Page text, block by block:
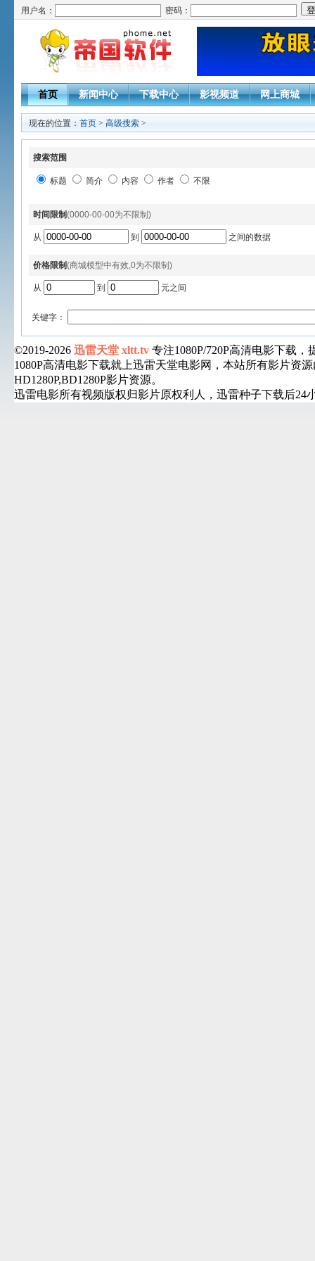
用户名： 密码：
首页 新闻中心 下载中心 影视频道 网上商城
现在的位置： 首页 > 高级搜索 >
搜索范围
标题 简介 内容 作者 不限
时间限制(0000-00-00为不限制)
从 到 之间的数据
价格限制(商城模型中有效,0为不限制)
从 到 元之间
关键字：
©2019-2026 迅雷天堂 xltt.tv 专注1080P/720P高清电影下载
1080P高清电影下载就上迅雷天堂电影网，本站所有影片资
HD1280P,BD1280P影片资源。
迅雷电影所有视频版权归影片原权利人，迅雷种子下载后